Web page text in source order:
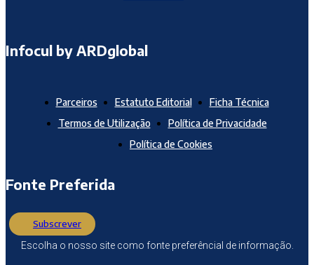
Infocul by ARDglobal
Parceiros Estatuto Editorial
Ficha Técnica
Termos de Utilização
Política de Privacidade
Política de Cookies
Fonte Preferida
Subscrever
Escolha o nosso site como fonte preferêncial de informação.